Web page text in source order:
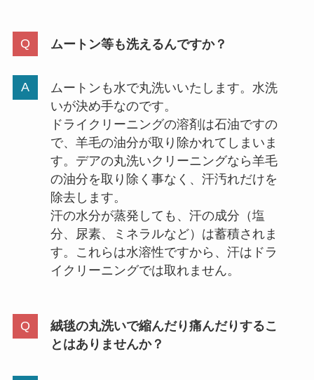
ムートン等も洗えるんですか？
ムートンも水で丸洗いいたします。水洗
いが決め手なのです。
ドライクリーニングの溶剤は石油ですの
で、羊毛の油分が取り除かれてしまいま
す。デアの丸洗いクリーニングなら羊毛
の油分を取り除く事なく、汗汚れだけを
除去します。
汗の水分が蒸発しても、汗の成分（塩
分、尿素、ミネラルなど）は蓄積されま
す。これらは水溶性ですから、汗はドラ
イクリーニングでは取れません。
絨毯の丸洗いで縮んだり痛んだりするこ
とはありませんか？